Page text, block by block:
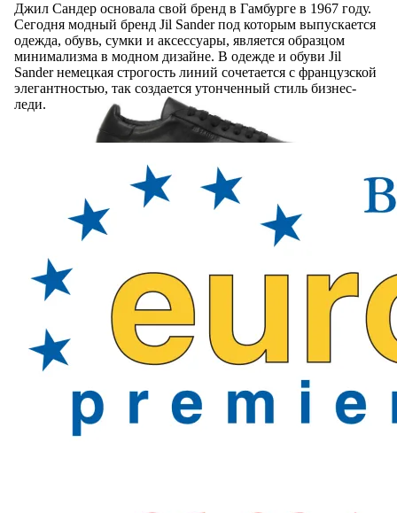
Джил Сандер основала свой бренд в Гамбурге в 1967 году.
Сегодня модный бренд Jil Sander под которым выпускается
одежда, обувь, сумки и аксессуары, является образцом
минимализма в модном дизайне. В одежде и обуви Jil
Sander немецкая строгость линий сочетается с французской
элегантностью, так создается утонченный стиль бизнес-
леди.